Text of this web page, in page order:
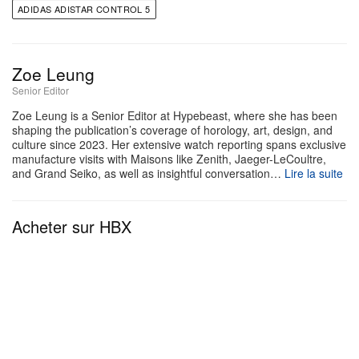
ADIDAS ADISTAR CONTROL 5
Zoe Leung
Senior Editor
Zoe Leung is a Senior Editor at Hypebeast, where she has been
shaping the publication’s coverage of horology, art, design, and
culture since 2023. Her extensive watch reporting spans exclusive
manufacture visits with Maisons like Zenith, Jaeger-LeCoultre,
and Grand Seiko, as well as insightful conversation… Lire la suite
Acheter sur HBX